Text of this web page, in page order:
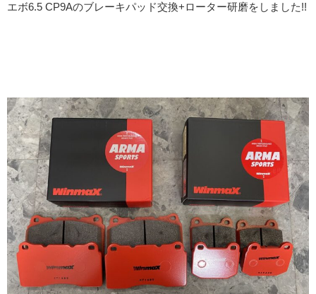
エボ6.5 CP9Aのブレーキパッド交換+ローター研磨をしました!!